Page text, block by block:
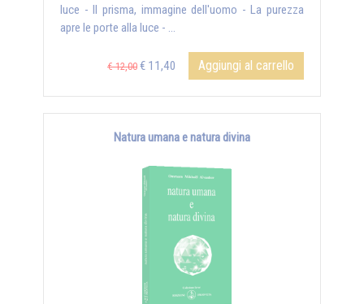
luce - Il prisma, immagine dell'uomo - La purezza
apre le porte alla luce - ...
€ 12,00 € 11,40 Aggiungi al carrello
Natura umana e natura divina